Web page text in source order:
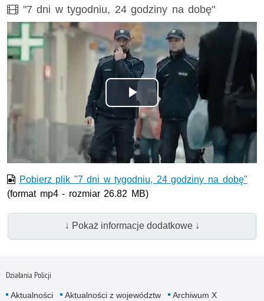
Film
"7 dni w tygodniu, 24 godziny na dobę"
Odtwórz
wideo
Pobierz plik "7 dni w tygodniu, 24 godziny na dobę"
(format mp4 - rozmiar 26.82 MB)
↓ Pokaż informacje dodatkowe ↓
Działania Policji
Aktualności Aktualności z województw
Archiwum X